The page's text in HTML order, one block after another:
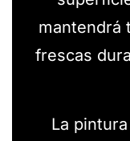
mantendrá
frescas
La